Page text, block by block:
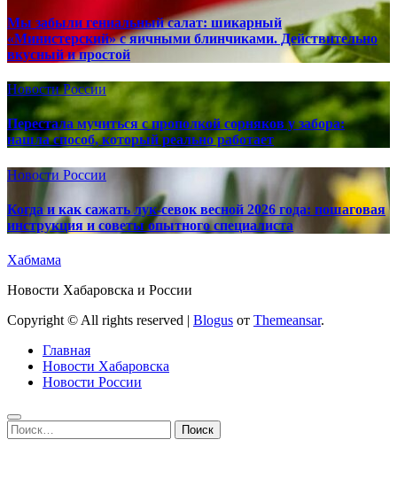
Мы забыли гениальный салат: шикарный
«Министерский» с яичными блинчиками. Действительно
вкусный и простой
Новости России
Перестала мучиться с прополкой сорняков у забора:
нашла способ, который реально работает
Новости России
Когда и как сажать лук-севок весной 2026 года: пошаговая
инструкция и советы опытного специалиста
Хабмама
Новости Хабаровска и России
Copyright © All rights reserved | Blogus от Themeansar.
Главная
Новости Хабаровска
Новости России
Найти: